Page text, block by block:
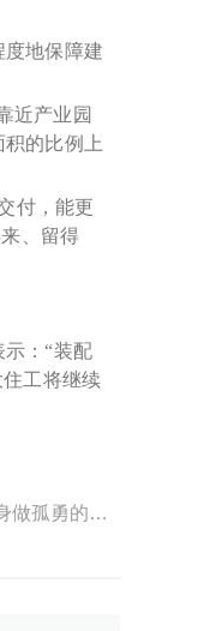
地保障建
近产业园
的比例上
付，能更
、留得
：“装配
工将继续
下一篇：青海省海南州千万千瓦级新能源LEED认证基地：世界之巅奋身做孤勇的逐光者